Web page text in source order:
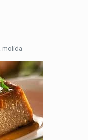
molida